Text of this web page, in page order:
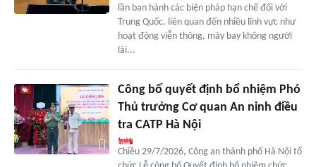
lần ban hành các biện pháp hạn chế đối với
Trung Quốc, liên quan đến nhiều lĩnh vực như
hoạt động viễn thông, máy bay không người
lái...
Công bố quyết định bổ nhiệm Phó
Thủ trưởng Cơ quan An ninh điều
tra CATP Hà Nội
Chiều 29/7/2026, Công an thành phố Hà Nội tổ